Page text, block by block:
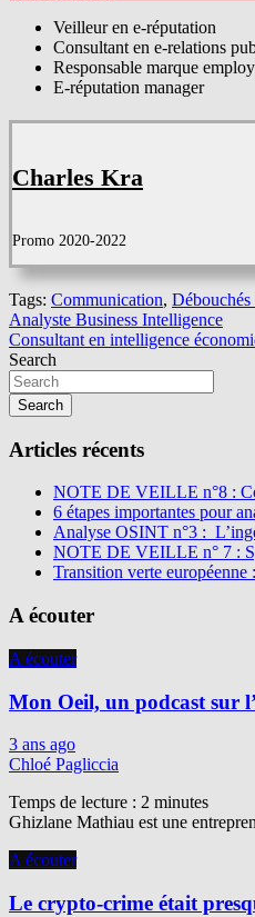
Veilleur en e-réputation
Consultant en e-relations
Responsable marque
E-réputation manager
Charles Kra
Promo 2020-2022
Tags: Communication,
Navigation
de
l’article
Analyste Business Intelligence
Consultant en intelligence
Search
Search
Articles récents
NOTE DE VEILLE n°8 :
6 étapes importantes pour
Analyse OSINT n°3 :
NOTE DE VEILLE n° 7 :
Transition verte européenne
A écouter
A écouter
Mon Oeil, un podcast sur
3 ans ago
Chloé Pagliccia
Temps de lecture : 2 minutes
Ghizlane Mathiau est une
A écouter
Le crypto-crime était